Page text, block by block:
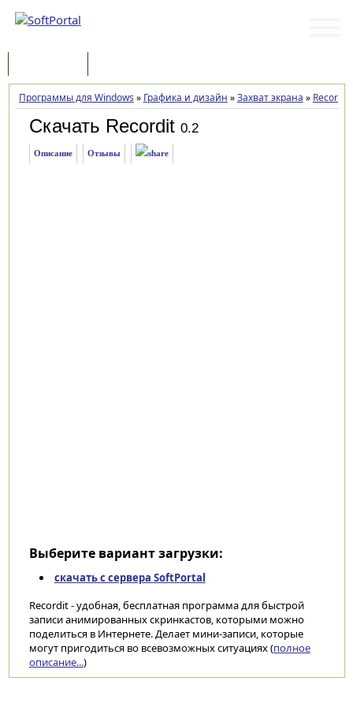
Программы для Windows » Графика и дизайн »Захват экрана » Recordit
Скачать Recordit 0.2
Описание Отзывы
Выберите вариант загрузки:
скачать с сервера SoftPortal
Recordit - удобная, бесплатная программа для быстрой
записи анимированных скринкастов, которыми можно
поделиться в Интернете. Делает мини-записи, которые
могут пригодиться во всевозможных ситуациях (полное
описание...)